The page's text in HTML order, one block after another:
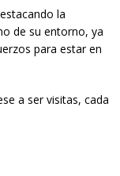
la
de su entorno, ya
para estar en
a ser visitas, cada